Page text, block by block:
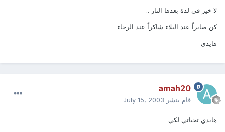
لا خير في لذة بعدها النار ..
كن صابراً عند البلاء شاكراً عند الرخاء
هايدي
amah20
قام بنشر July 15, 2003
هايدي تحياتي لكي